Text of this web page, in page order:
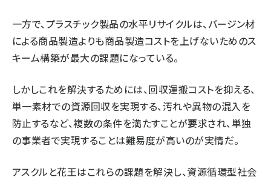
一方で、プラスチック製品の水平リサイクルは、バージン材
による商品製造よりも商品製造コストを上げないためのス
キーム構築が最大の課題になっている。
しかしこれを解決するためには、回収運搬コストを抑える、
単一素材での資源回収を実現する、汚れや異物の混入を
防止するなど、複数の条件を満たすことが要求され、単独
の事業者で実現することは難易度が高いのが実情だ。
アスクルと花王はこれらの課題を解決し、資源循環型社会